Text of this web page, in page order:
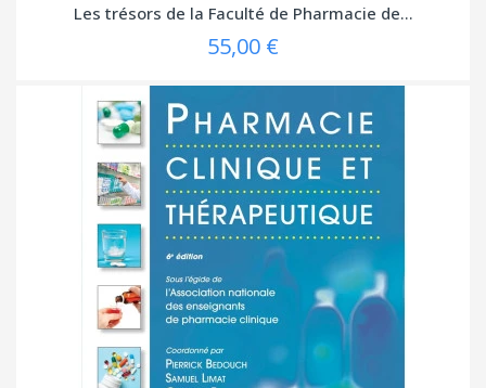
Les trésors de la Faculté de Pharmacie de...
55,00 €